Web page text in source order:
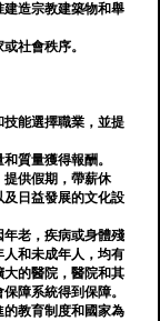
造宗教建築物和舉
社會秩序。
能選擇職業，並提
質量獲得報酬。
提供假期，帶薪休
日益發展的文化設
老，疾病或身體殘
和未成年人，均有
的醫院，醫院和其
障系統得到保障。
教育制度和國家為